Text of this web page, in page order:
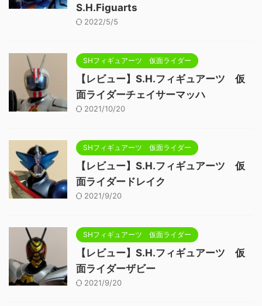
S.H.Figuarts
2022/5/5
SHフィギュアーツ 仮面ライダー
【レビュー】S.H.フィギュアーツ 仮
面ライダーチェイサーマッハ
2021/10/20
SHフィギュアーツ 仮面ライダー
【レビュー】S.H.フィギュアーツ 仮
面ライダードレイク
2021/9/20
SHフィギュアーツ 仮面ライダー
【レビュー】S.H.フィギュアーツ 仮
面ライダーザビー
2021/9/20